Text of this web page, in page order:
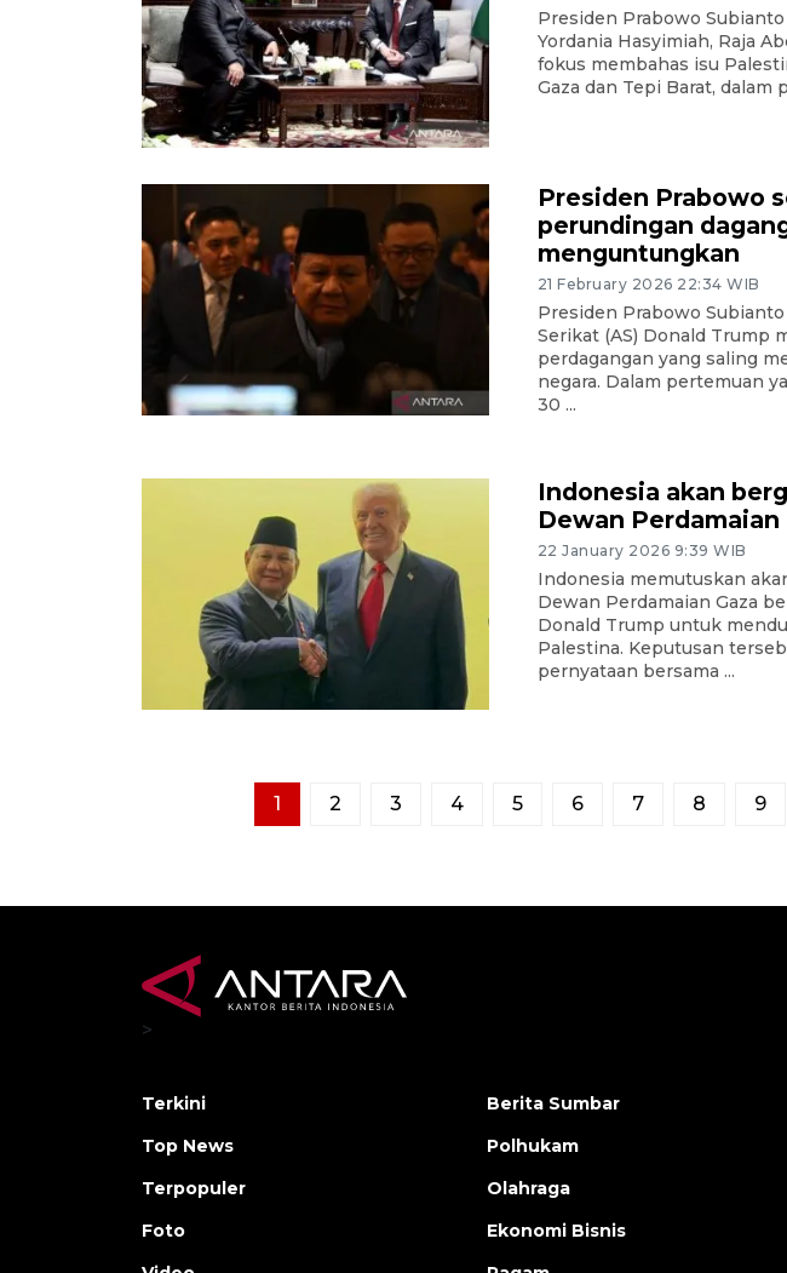
Presiden Prabowo Subianto
Yordania Hasyimiah, Raja
fokus membahas isu
Gaza dan Tepi Barat, dalam
Presiden Prabowo
perundingan
menguntungkan
21 February 2026 22:34 WIB
Presiden Prabowo
Serikat (AS) Donald Trump
perdagangan yang saling
negara. Dalam pertemuan
30 ...
Indonesia akan
Dewan Perdamaian
22 January 2026 9:39 WIB
Indonesia memutuskan
Dewan Perdamaian Gaza
Donald Trump untuk
Palestina. Keputusan
pernyataan bersama ...
1 2 3 4 5 6 7 8 9
>
Terkini
Top News
Terpopuler
Foto
Berita Sumbar
Polhukam
Olahraga
Ekonomi Bisnis